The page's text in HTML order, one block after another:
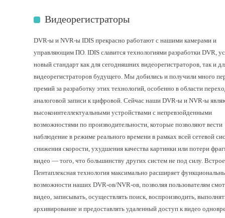
Видеорегистраторы
DVR-ы и NVR-ы IDIS прекрасно работают с нашими камерами и
управляющим ПО. IDIS славится технологиями разработки DVR,
новый стандарт как для сегодняшних видеорегистраторов, так и
видеорегистраторов будущего. Мы добились и получили много
премий за разработку этих технологий, особенно в области
аналоговой записи к цифровой. Сейчас наши DVR-ы и NVR-ы
высокоинтеллектуальными устройствами с непревзойденными
возможностями по производительности, которые позволяют вести
наблюдение в режиме реального времени в рамках всей сетевой
снижения скорости, ухудшения качества картинки или потери
видео — того, что большинству других систем не под силу.
Пентаплексная технология максимально расширяет
возможности наших DVR-ов/NVR-ов, позволяя пользователям
видео, записывать, осуществлять поиск, воспроизводить,
архивирование и предоставлять удаленный доступ к видео